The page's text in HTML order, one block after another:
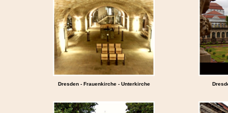
Dresden - Frauenkirche - Unterkirche